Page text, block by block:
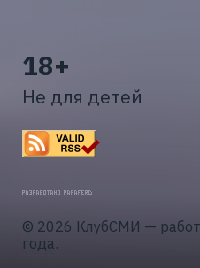
18+
Не для детей
© 2026 КлубСМИ —
года.